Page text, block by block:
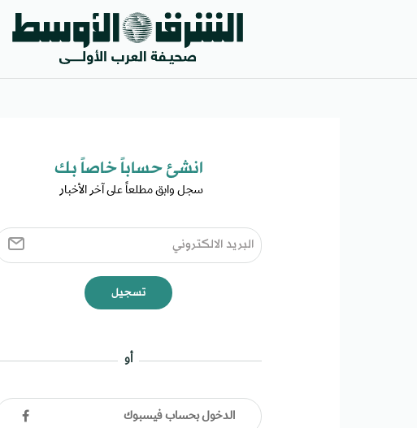
انشئ حساباً خاصاً بك​
سجل وابق مطلعاً على آخر الأخبار ​
تسجيل
أو
الدخول بحساب فيسبوك